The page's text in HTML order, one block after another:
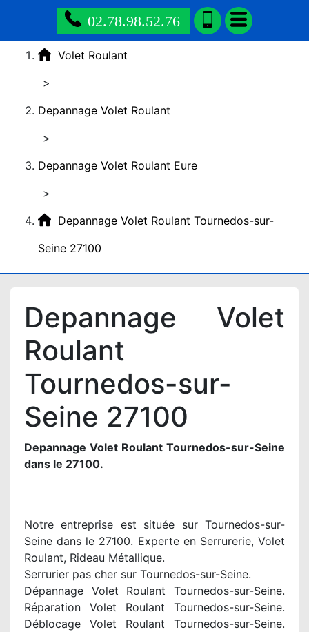
02.78.98.52.76
Volet Roulant
>
Depannage Volet Roulant
>
Depannage Volet Roulant Eure
>
Depannage Volet Roulant Tournedos-sur-
Seine 27100
Depannage Volet
Roulant
Tournedos-sur-
Seine 27100
Depannage Volet Roulant Tournedos-sur-Seine
dans le 27100.
Notre entreprise est située sur Tournedos-sur-
Seine dans le 27100. Experte en Serrurerie, Volet
Roulant, Rideau Métallique.
Serrurier pas cher sur Tournedos-sur-Seine.
Dépannage Volet Roulant Tournedos-sur-Seine.
Réparation Volet Roulant Tournedos-sur-Seine.
Déblocage Volet Roulant Tournedos-sur-Seine.